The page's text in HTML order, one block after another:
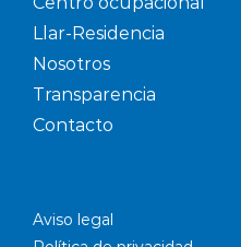
Llar-Residencia
Nosotros
Transparencia
Contacto
Aviso legal